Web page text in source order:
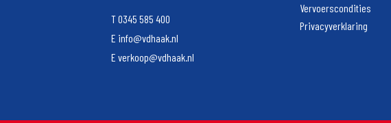
T0345 585 400
E info@vdhaak.nl
E verkoop@vdhaak.nl
Vervoerscondities
Privacyverklaring